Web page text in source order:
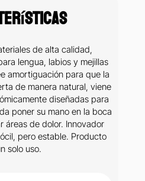
de alta calidad,
lengua, labios y mejillas
amortiguación para que la
de manera natural, viene
diseñadas para
poner su mano en la boca
áreas de dolor. Innovador
pero estable. Producto
solo uso.